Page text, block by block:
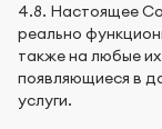
4.8. Настоящее
реально
также на любые
появляющиеся в
услуги.